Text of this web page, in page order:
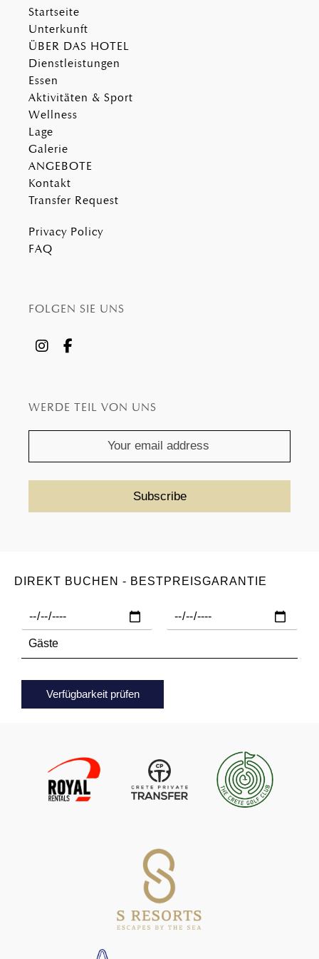
of their services.
Startseite
Unterkunft
ÜBER DAS HOTEL
Dienstleistungen
Essen
Aktivitäten & Sport
Wellness
Lage
Galerie
ANGEBOTE
Kontakt
Transfer Request
Privacy Policy
FAQ
FOLGEN SIE UNS
WERDE TEIL VON UNS
DIREKT BUCHEN - BESTPREISGARANTIE
Verfügbarkeit prüfen